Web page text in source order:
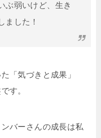
ぶ弱いけど、生き
ました！
「気づきと成果」
す。
バーさんの成長は私